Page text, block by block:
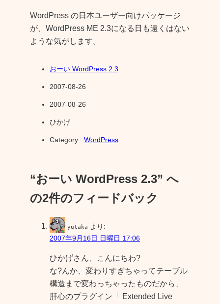
WordPress の日本ユーザー向けパッケージ
が、WordPress ME 2.3になる日も遠くはない
ような気がします。
おーい WordPress 2.3
2007-08-26
2007-08-26
ひかげ
Category : WordPress
“おーい WordPress 2.3” へ
の2件のフィードバック
yutaka より:
2007年9月16日 日曜日 17:06
ひかげさん、こんにちわ?
な?んか、変わりすぎちゃってテーブル
構造まで変わっちゃったものだから、
肝心のプラグイン「 Extended Live